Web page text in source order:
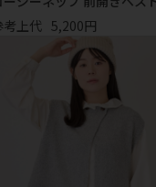
考上代 5,200円